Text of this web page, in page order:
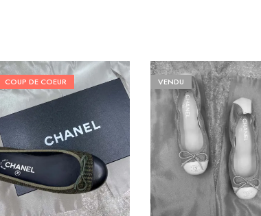
COUP DE COEUR VENDU